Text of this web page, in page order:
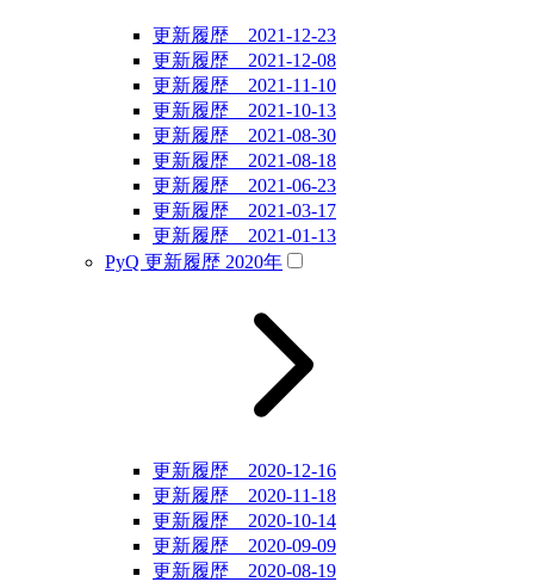
更新履歴 2021-12-23
更新履歴 2021-12-08
更新履歴 2021-11-10
更新履歴 2021-10-13
更新履歴 2021-08-30
更新履歴 2021-08-18
更新履歴 2021-06-23
更新履歴 2021-03-17
更新履歴 2021-01-13
PyQ 更新履歴 2020年
更新履歴 2020-12-16
更新履歴 2020-11-18
更新履歴 2020-10-14
更新履歴 2020-09-09
更新履歴 2020-08-19